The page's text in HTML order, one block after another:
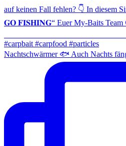
Nachtschwärmer 🐟 Auch Nachts